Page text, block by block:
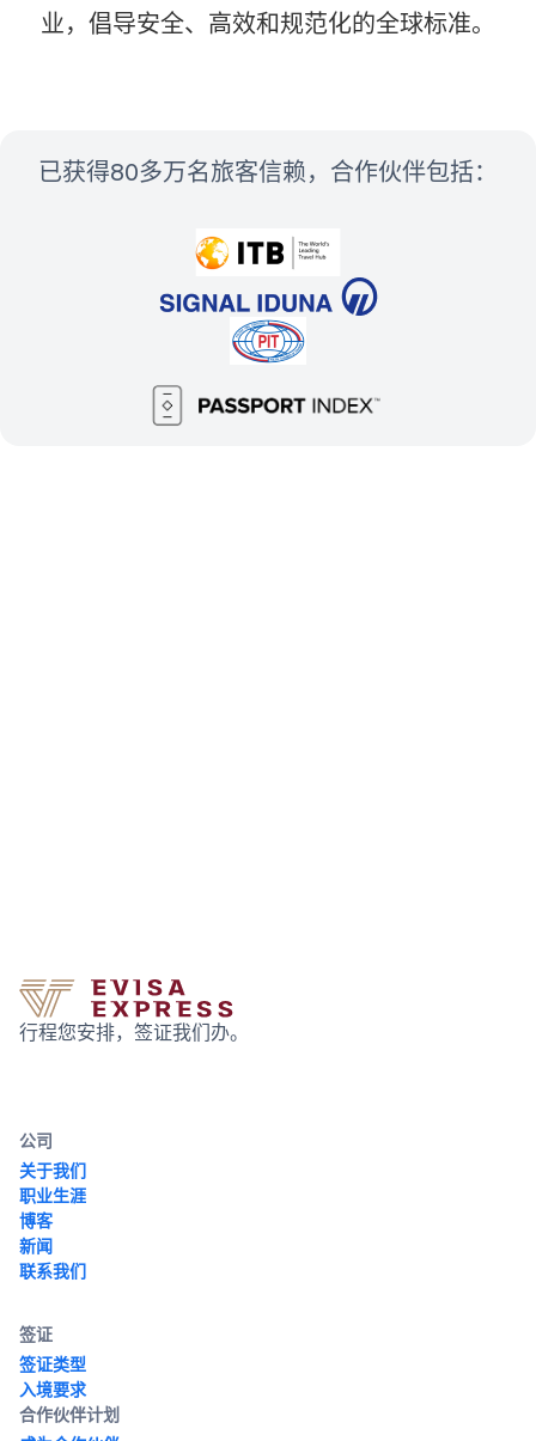
业，倡导安全、高效和规范化的全球标准。
已获得80多万名旅客信赖，合作伙伴包括：
行程您安排，签证我们办。
公司
关于我们
职业生涯
博客
新闻
联系我们
签证
签证类型
入境要求
合作伙伴计划